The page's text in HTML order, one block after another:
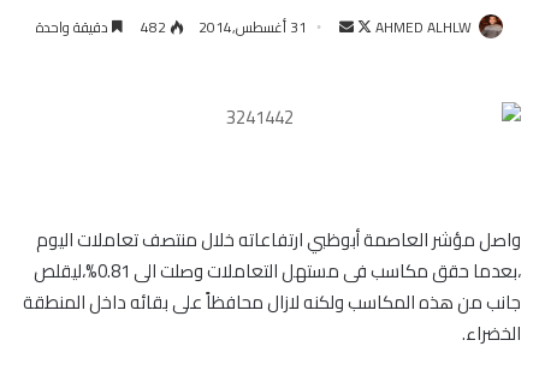
AHMED ALHLW
تابعأرسل 31 أغسطس,2014 482 دقيقة واحدة
واصل مؤشر العاصمة أبوظبي ارتفاعاته خلال منتصف تعاملات اليوم
،بعدما حقق مكاسب فى مستهل التعاملات وصلت الى 0.81%،ليقلص
جانب من هذه المكاسب ولكنه لازال محافظاً على بقائه داخل المنطقة
الخضراء.